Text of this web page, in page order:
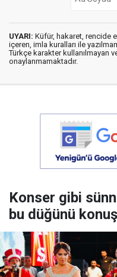
UYARI: Küfür, hakaret, rencide
içeren, imla kuralları ile
Türkçe karakter kullanılmayan
onaylanmamaktadır.
Konser gibi
bu düğünü